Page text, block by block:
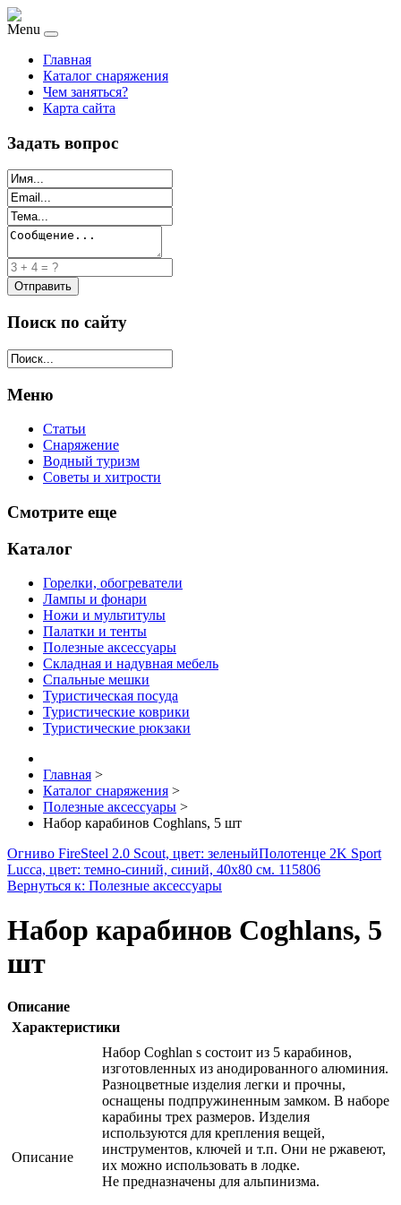
Menu
Главная
Каталог снаряжения
Чем заняться?
Карта сайта
Задать вопрос
Поиск по сайту
Меню
Статьи
Снаряжение
Водный туризм
Советы и хитрости
Смотрите еще
Каталог
Горелки, обогреватели
Лампы и фонари
Ножи и мультитулы
Палатки и тенты
Полезные аксессуары
Складная и надувная мебель
Спальные мешки
Туристическая посуда
Туристические коврики
Туристические рюкзаки
Главная >
Каталог снаряжения >
Полезные аксессуары >
Набор карабинов Coghlans, 5 шт
Огниво FireSteel 2.0 Scout, цвет: зеленыйПолотенце 2K Sport
Lucca, цвет: темно-синий, синий, 40х80 см. 115806
Вернуться к: Полезные аксессуары
Набор карабинов Coghlans, 5
шт
Описание
Характеристики
Описание
Набор Coghlan s состоит из 5 карабинов,
изготовленных из анодированного алюминия.
Разноцветные изделия легки и прочны,
оснащены подпружиненным замком. В наборе
карабины трех размеров. Изделия
используются для крепления вещей,
инструментов, ключей и т.п. Они не ржавеют,
их можно использовать в лодке.
Не предназначены для альпинизма.